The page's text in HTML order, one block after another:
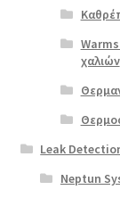
χαλιών
Leak
Neptun